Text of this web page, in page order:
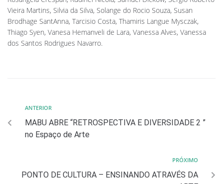
Vieira Martins, Silvia da Silva, Solange do Rocio Souza, Susan
Brodhage SantAnna, Tarcisio Costa, Thamiris Langue Mysczak,
Thiago Syen, Vanesa Hemanveli de Lara, Vanessa Alves, Vanessa
dos Santos Rodrigues Navarro.
ANTERIOR
MABU ABRE “RETROSPECTIVA E DIVERSIDADE 2 ”
no Espaço de Arte
PRÓXIMO
PONTO DE CULTURA – ENSINANDO ATRAVÉS DA